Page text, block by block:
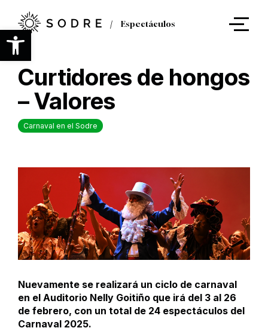
Abrir barra de herramientas
contenido
principal
Espectáculos
Curtidores de hongos
– Valores
Carnaval en el Sodre
Nuevamente se realizará un ciclo de carnaval
en el Auditorio Nelly Goitiño que irá del 3 al 26
de febrero, con un total de 24 espectáculos del
Carnaval 2025.